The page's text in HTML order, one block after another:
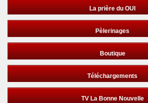
La prière du OUI
Pèlerinages
Boutique
Téléchargements
TV La Bonne Nouvelle